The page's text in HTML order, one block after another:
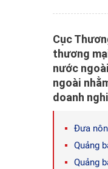
Cục
thương
nước
ngoài
doanh
Đưa
Quảng
Quảng